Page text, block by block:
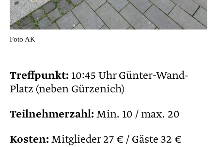
Foto AK
Treffpunkt: 10:45 Uhr Günter-Wand-
Platz (neben Gürzenich)
Teilnehmerzahl: Min. 10 / max. 20
Kosten: Mitglieder 27 € / Gäste 32 €